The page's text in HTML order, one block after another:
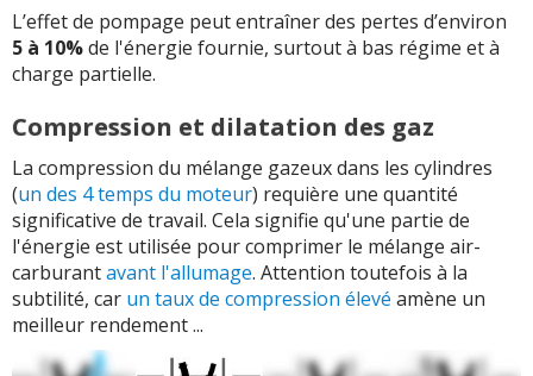
L’effet de pompage peut entraîner des pertes d’environ
5 à 10%de l'énergie fournie, surtout à bas régime et à
charge partielle.
Compression et dilatation des gaz
La compression du mélange gazeux dans les cylindres
(un des 4 temps du moteur) requière une quantité
significative de travail. Cela signifie qu'une partie de
l'énergie est utilisée pour comprimer le mélange air-
carburantavant l'allumage. Attention toutefois à la
subtilité, car un taux de compression élevé amène un
meilleur rendement ...